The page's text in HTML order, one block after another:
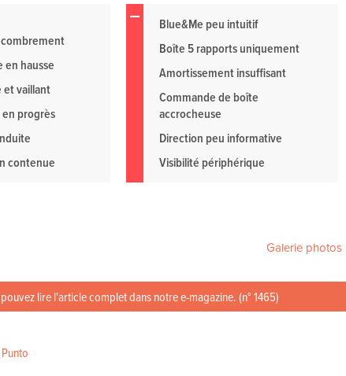
en hausse
et vaillant
progrès
contenue
Blue&Me peu intuitif
Boîte 5 rapports uniquement
Amortissement insuffisant
Commande de boîte
accrocheuse
Direction peu informative
Visibilité périphérique
Galerie photos
lire l'article complet dans notre e-magazine. (n° 1465)